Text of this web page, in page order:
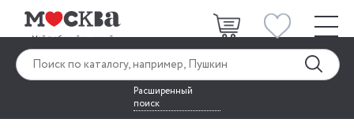
Расширенный
поиск